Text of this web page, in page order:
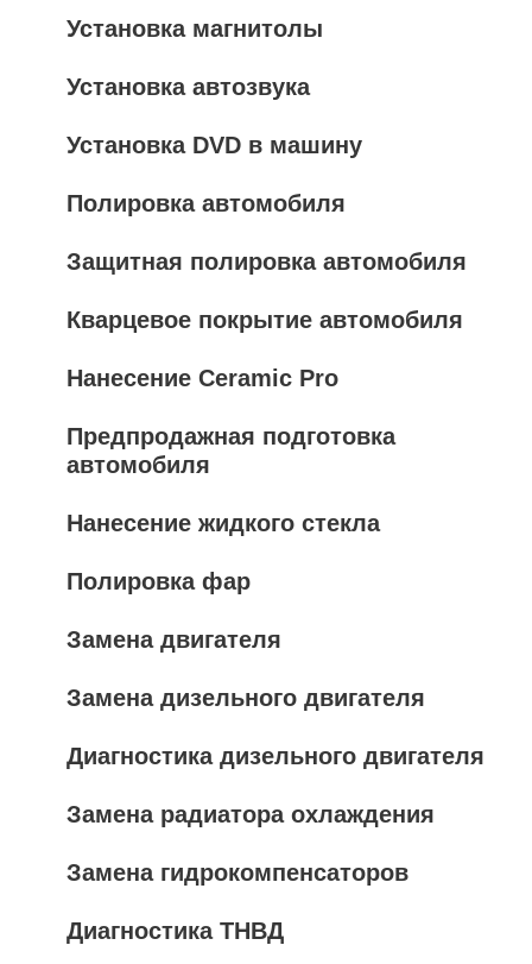
Установка магнитолы
Установка автозвука
Установка DVD в машину
Полировка автомобиля
Защитная полировка автомобиля
Кварцевое покрытие автомобиля
Нанесение Ceramic Pro
Предпродажная подготовка
автомобиля
Нанесение жидкого стекла
Полировка фар
Замена двигателя
Замена дизельного двигателя
Диагностика дизельного двигателя
Замена радиатора охлаждения
Замена гидрокомпенсаторов
Диагностика ТНВД